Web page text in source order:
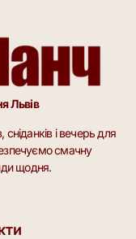
Львів
сніданків і вечерь для
смачну
щодня.